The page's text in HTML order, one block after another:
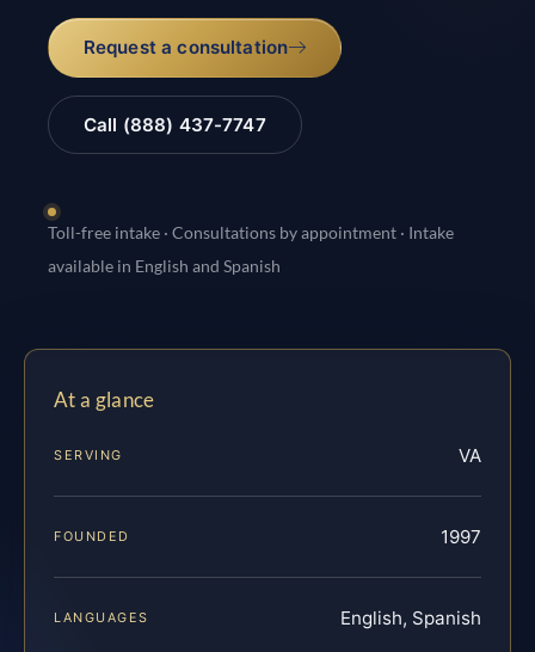
Request a consultation
Call (888) 437-7747
Toll-free intake · Consultations by appointment · Intake
available in English and Spanish
At a glance
SERVING VA
FOUNDED 1997
LANGUAGES English, Spanish